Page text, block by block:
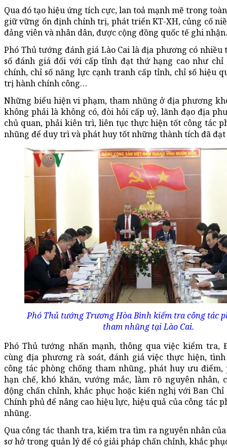
Qua đó tạo hiệu ứng tích cực, lan toả mạnh mẽ trong
giữ vững ổn định chính trị, phát triển KT-XH, củng cố
đảng viên và nhân dân, được cộng đồng quốc tế ghi nhận.
Phó Thủ tướng đánh giá Lào Cai là địa phương có nhiều
số đánh giá đối với cấp tỉnh đạt thứ hạng cao như chỉ
chính, chỉ số năng lực cạnh tranh cấp tỉnh, chỉ số hiệu
trị hành chính công…
Những biểu hiện vi phạm, tham nhũng ở địa phương
không phải là không có, đòi hỏi cấp uỷ, lãnh đạo địa
chủ quan, phải kiên trì, liên tục thực hiện tốt công tác
nhũng để duy trì và phát huy tốt những thành tích đã
Phó Thủ tướng Trương Hòa Bình kiểm tra công tác
tham nhũng tại Lào Cai.
Phó Thủ tướng nhấn mạnh, thông qua việc kiểm tra,
cùng địa phương rà soát, đánh giá việc thực hiện,
công tác phòng chống tham nhũng, phát huy ưu
hạn chế, khó khăn, vướng mắc, làm rõ nguyên nhân,
động chấn chỉnh, khắc phục hoặc kiến nghị với Ban
Chính phủ để nâng cao hiệu lực, hiệu quả của công tác
nhũng.
Qua công tác thanh tra, kiểm tra tìm ra nguyên nhân
sơ hở trong quản lý để có giải pháp chấn chỉnh, khắc